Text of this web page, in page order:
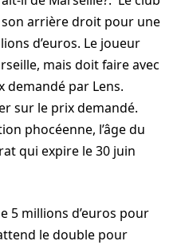
arrière droit pour une
d’euros. Le joueur
mais doit faire avec
demandé par Lens.
sur le prix demandé.
phocéenne, l’âge du
qui expire le 30 juin
5 millions d’euros pour
le double pour